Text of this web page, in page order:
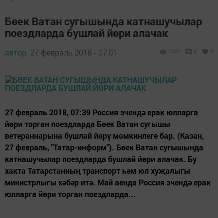
Бөек Ватан сугышында катнашучылар
поездларда бушлай йөри алачак
автор, 27 февраль 2018 - 07:01 1227 0 0
27 февраль 2018, 07:39 Россия эчендә ерак юлларга
йөри торган поездларда Бөек Ватан сугышы
ветераннарына бушлай йөрү мөмкинлеге бар. (Казан,
27 февраль, "Татар-информ"). Бөек Ватан сугышында
катнашучылар поездларда бушлай йөри алачак. Бу
хакта Татарстанның транспорт һәм юл хуҗалыгы
министрлыгы хәбәр итә. Май аенда Россия эчендә ерак
юлларга йөри торган поездларда...